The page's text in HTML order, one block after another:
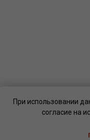
При использовании
согласие на